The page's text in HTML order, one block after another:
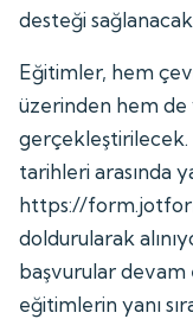
desteği
Eğitimler, hem
üzerinden hem
gerçekleştirilecek.
tarihleri arasında
https://
doldurularak
başvurular devam
eğitimlerin yanı